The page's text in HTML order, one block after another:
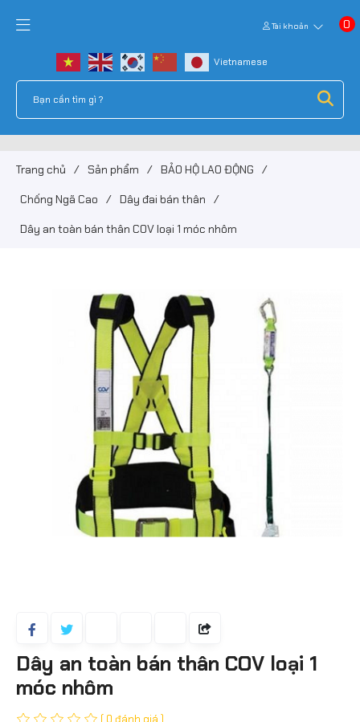
0
Dây an toàn bán thân COV loại 1
móc nhôm